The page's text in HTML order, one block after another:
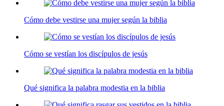
Cómo debe vestirse una mujer según la biblia
Cómo se vestían los discípulos de jesús
Qué significa la palabra modestia en la biblia